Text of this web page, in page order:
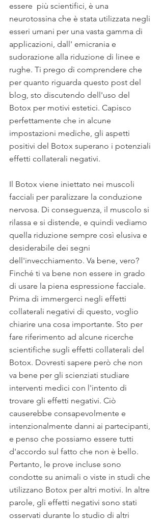
essere  più scientifici, è una
neurotossina che è stata utilizzata negli
esseri umani per una vasta gamma di
applicazioni, dall' emicrania e
sudorazione alla riduzione di linee e
rughe. Ti prego di comprendere che
per quanto riguarda questo post del
blog, sto discutendo dell'uso del
Botox per motivi estetici. Capisco
perfettamente che in alcune
impostazioni mediche, gli aspetti
positivi del Botox superano i potenziali
effetti collaterali negativi.
Il Botox viene iniettato nei muscoli
facciali per paralizzare la conduzione
nervosa. Di conseguenza, il muscolo si
rilassa e si distende, e quindi vediamo
quella riduzione sempre così elusiva e
desiderabile dei segni
dell'invecchiamento. Va bene, vero?
Finché ti va bene non essere in grado
di usare la piena espressione facciale.
Prima di immergerci negli effetti
collaterali negativi di questo, voglio
chiarire una cosa importante. Sto per
fare riferimento ad alcune ricerche
scientifiche sugli effetti collaterali del
Botox. Dovresti sapere però che non
va bene per gli scienziati studiare
interventi medici con l'intento di
trovare gli effetti negativi. Ciò
causerebbe consapevolmente e
intenzionalmente danni ai partecipanti,
e penso che possiamo essere tutti
d'accordo sul fatto che non è bello.
Pertanto, le prove incluse sono
condotte su animali o viste in studi che
utilizzano Botox per altri motivi. In altre
parole, gli effetti negativi sono stati
osservati durante lo studio di altri